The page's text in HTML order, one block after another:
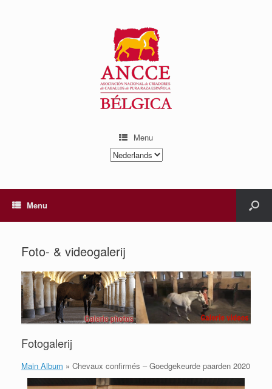
Menu
Kies
een
Menu
Foto- & videogalerij
Fotogalerij
Main Album » Chevaux confirmés – Goedgekeurde paarden 2020